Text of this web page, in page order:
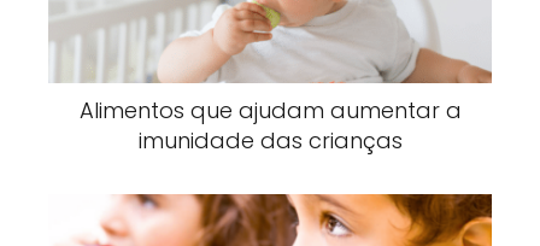
Alimentos que ajudam aumentar a
imunidade das crianças